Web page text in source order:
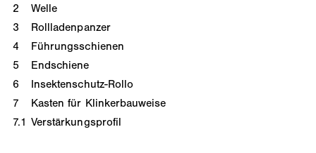
2
Welle
3
Rollladenpanzer
4
Führungsschienen
5
Endschiene
6
Insektenschutz-Rollo
7
Kasten für Klinkerbauweise
7.1 Verstärkungsprofil